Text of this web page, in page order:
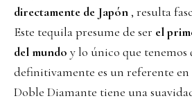
directamente de Japón , resulta
Este tequila presume de ser el
del mundo y lo único que tenemos
definitivamente es un referente en
Doble Diamante tiene una